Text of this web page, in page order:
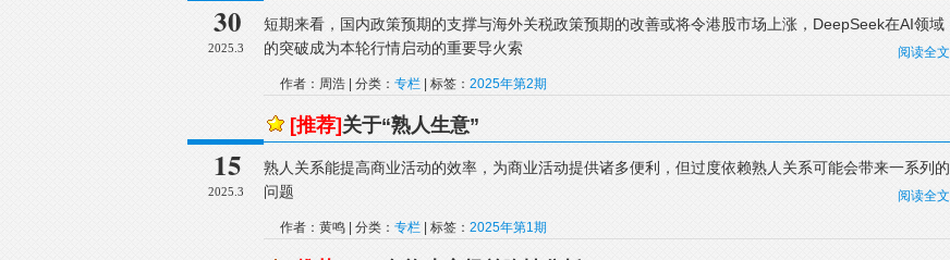
30
2025.3
短期来看，国内政策预期的支撑与海外关税政策预期的改善或将令港股市场上涨，DeepSeek在AI领域
的突破成为本轮行情启动的重要导火索
阅读全文
作者：周浩 | 分类： 专栏 | 标签： 2025年第2期
15
2025.3
[推荐] 关于“熟人生意”
熟人关系能提高商业活动的效率，为商业活动提供诸多便利，但过度依赖熟人关系可能会带来一系列的
问题
阅读全文
作者：黄鸣 | 分类： 专栏 | 标签： 2025年第1期